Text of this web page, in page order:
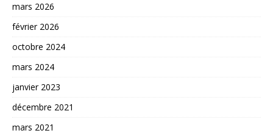
mars 2026
février 2026
octobre 2024
mars 2024
janvier 2023
décembre 2021
mars 2021